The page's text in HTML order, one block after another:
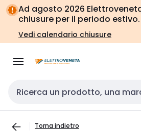
Vai alla
navigazione
Vai
alla
pagina
Ad agosto 2026
chiusure per il periodo estivo.
Vedi calendario chiusure
Cerca input
Torna indietro